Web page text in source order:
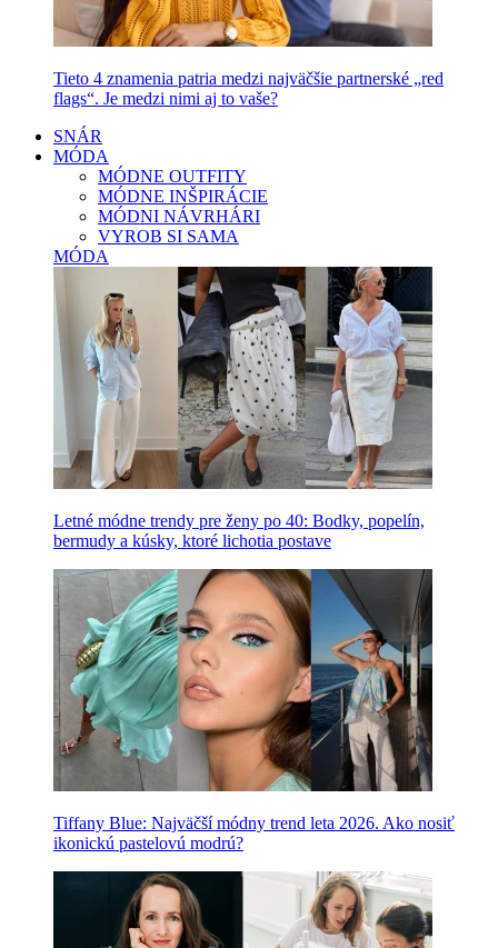
Tieto 4 znamenia patria medzi najväčšie partnerské „red
flags“. Je medzi nimi aj to vaše?
SNÁR
MÓDA
MÓDNE OUTFITY
MÓDNE INŠPIRÁCIE
MÓDNI NÁVRHÁRI
VYROB SI SAMA
MÓDA
Letné módne trendy pre ženy po 40: Bodky, popelín,
bermudy a kúsky, ktoré lichotia postave
Tiffany Blue: Najväčší módny trend leta 2026. Ako nosiť
ikonickú pastelovú modrú?